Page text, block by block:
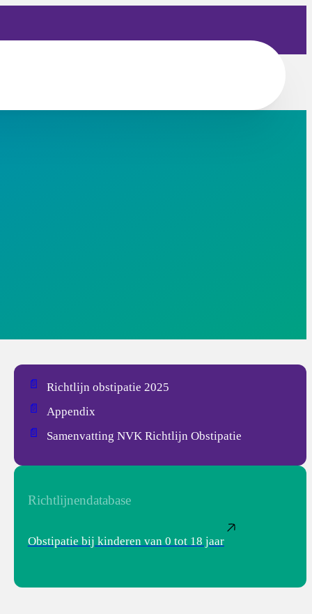
📄
Richtlijn obstipatie 2025
📄
Appendix
📄
Samenvatting NVK Richtlijn Obstipatie
Richtlijnendatabase
Obstipatie bij kinderen van 0 tot 18 jaar